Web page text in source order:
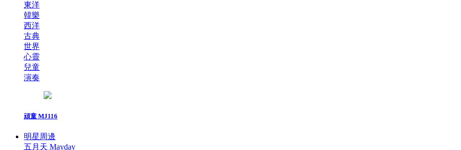
東洋
韓樂
西洋
古典
世界
心靈
兒童
演奏
頑童 MJ116
明星周邊
五月天 Mayday